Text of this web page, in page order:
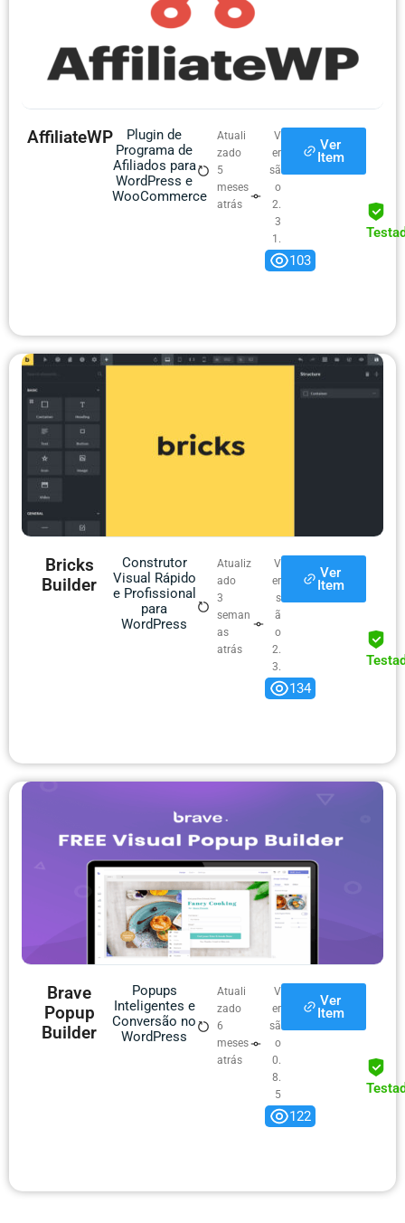
AffiliateWP
Plugin de
Programa de
Afiliados para
WordPress e
WooCommerce
Atuali
zado
5
meses
atrás
V
er
sã
o
2.
3
1.
0
Ver
Item
103
Bricks
Builder
Construtor
Visual Rápido
e Profissional
para
WordPress
Atualiz
ado
3
seman
as
atrás
V
er
s
ã
o
2.
3.
9
Ver
Item
134
Brave
Popup
Builder
Popups
Inteligentes e
Conversão no
WordPress
Atuali
zado
6
meses
atrás
V
er
sã
o
0.
8.
5
Ver
Item
122